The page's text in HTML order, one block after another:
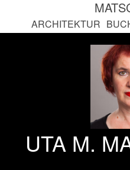
ARCHITEKTUR
UTA M.